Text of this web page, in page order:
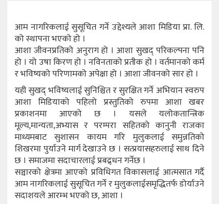
आम नागरिकलाई सुसूचित गर्ने उद्देश्यले आशा मिडिया प्रा. लि.
को स्थापना भएको हो ।
आशा जीवनप्रतिको अनुराग हो । आशा सुखद् परिकल्पना पनि
हो । यो उषा किरण हो । नविनताको प्रतीक हो । वर्तमानको कर्म
र भविष्यको परिणामको अपेक्षा हो । आशा जीवनको सार हो ।
यही सुखद् भविष्यलाई सुनिश्चित र सुरक्षित गर्ने अभियान स्वरुप
आशा मिडियाको पहिलो प्रस्तुतिको रुपमा आशा खबर
प्रकाशनमा आएको छ । यसले यलोकतान्त्रिक
मूल्य,मान्यता,अभ्यास र परम्परा सहितको कानुनी राजका
माध्यमबाट सुशासन कायम गरि मुलुकलाई समुन्नतिको
शिखरमा पुर्याउने मार्ग देखाउने छ । सत्प्रयासहरुलाई साथ दिने
छ । समाजमा सदाचारलाई प्रबद्र्धन गर्नेछ ।
सञ्चारको क्षेत्रमा आएको प्रविधिगत विकासलाई आत्मसात गर्दै
आम नागरिकलाई सुसूचित गर्ने र मुलुकलाईसमृद्धितर्फ डोर्याउने
सदाशयले आरम्भ भएको छ, आशा ।